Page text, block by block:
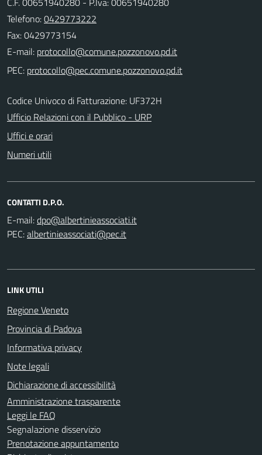
Telefono:0429773222
Fax: 0429773154
E-mail:
PEC:
Codice Univoco di Fatturazione: UF372H
Ufficio Relazioni con il Pubblico - URP
Uffici e orari
Numeri utili
CONTATTI D.P.O.
E-mail:
PEC:
LINK UTILI
Regione Veneto
Provincia di Padova
Informativa privacy
Note legali
Dichiarazione di accessibilità
Amministrazione trasparente
Leggi le FAQ
Segnalazione disservizio
Prenotazione appuntamento